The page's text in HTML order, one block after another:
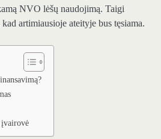
NVO lėšų naudojimą. Taigi
artimiausioje ateityje bus tęsiama.